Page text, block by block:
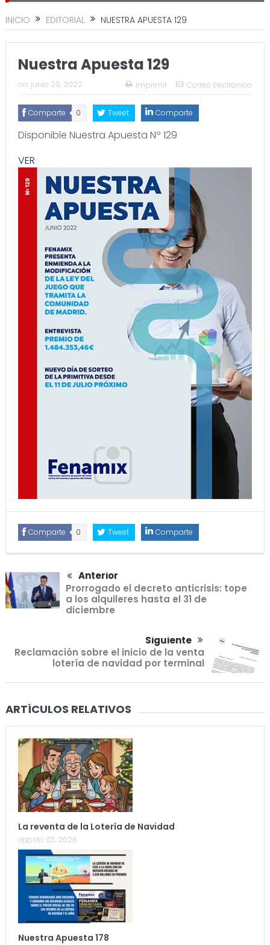
INICIO EDITORIAL NUESTRA APUESTA 129
Nuestra Apuesta 129
on: junio 29, 2022 Imprimir Correo Electrónico
Comparte 0 Tweet Comparte
Disponible Nuestra Apuesta Nº 129
VER
Comparte 0 Tweet Comparte
Anterior
Prorrogado el decreto anticrisis: tope
a los alquileres hasta el 31 de
diciembre
Siguiente
Reclamación sobre el inicio de la venta
lotería de navidad por terminal
ARTÍCULOS RELATIVOS
La reventa de la Lotería de Navidad
agosto 03, 2026
Nuestra Apuesta 178